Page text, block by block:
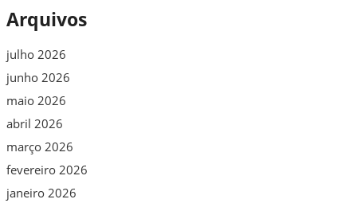
Arquivos
julho 2026
junho 2026
maio 2026
abril 2026
março 2026
fevereiro 2026
janeiro 2026